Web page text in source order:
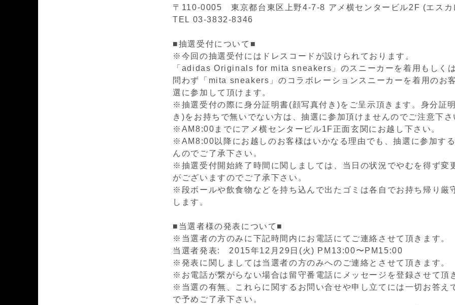
〒110-0005 東京都台東区上野4-7-8 アメ横センタービル2F (エスカ
TEL 03-3832-8346
■抽選受付について■
※今回の抽選受付にはドレスコードが設けられております。
「adidas Originals for mita sneakers」のスニーカーを着用もしく
問わず「mita sneakers」のコラボレーションスニーカーを着用のお
選に参加して頂けます。
※抽選受付の際に身分証明書(顔写真付き)をご呈示頂きます。身分証
き)をお持ちで無いでない方は、抽選に参加頂けませんのでご注意下さ
※AM8:00までにアメ横センタービル1F正面玄関にお越し下さい。
※AM8:00以降にお越しのお客様はいかなる理由でも、抽選に参加す
んのでご了承下さい。
※抽選受付開始終了時間に関しましては、当日の状況でやむを得ず変
がございますのでご了承下さい。
※段ボールや飲食物などを持ち込んで出たゴミは各自でお持ち帰り厳
します。
■当選者様の発表について■
※当選者の方のみに下記時間内にお電話にてご連絡させて頂きます。
当選者発表: 2015年12月29日(火) PM13:00〜PM15:00
※発表に関しましては当選者の方のみへのご連絡とさせて頂きます。
※お電話が繋がらない場合は留守番電話にメッセージを登録させて頂
※当選の有無、これらに関するお問い合せや申し立てには一切お答え
で予めご了承下さい。